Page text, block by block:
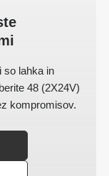
so lahka in
48 (2X24V)
kompromisov.